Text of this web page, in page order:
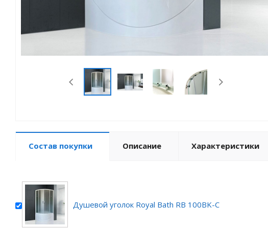
Состав покупки Описание Характеристики
Душевой уголок Royal Bath RB 100BK-C